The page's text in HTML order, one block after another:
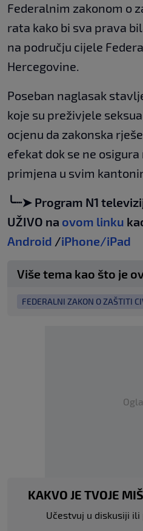
Federalnim zakonom o
rata kako bi sva prava
na području cijele
Hercegovine.
Poseban naglasak
koje su preživjele
ocjenu da zakonska
efekat dok se ne
primjena u svim
╰┈➤ Program N1
UŽIVO na ovom linku
Android /iPhone/iPad
Više tema kao što je
FEDERALNI ZAKON O ZAŠTITI
KAKVO JE TVOJE
Učestvuj u diskusiji